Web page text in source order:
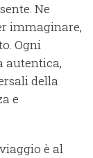
Ne
immaginare,
Ogni
autentica,
della
e
è al